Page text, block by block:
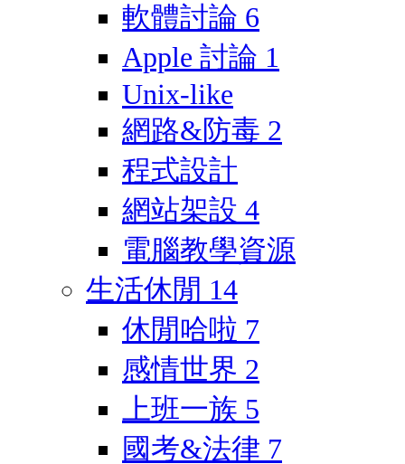
軟體討論 6
Apple 討論 1
Unix-like
網路&防毒 2
程式設計
網站架設 4
電腦教學資源
生活休閒 14
休閒哈啦 7
感情世界 2
上班一族 5
國考&法律 7